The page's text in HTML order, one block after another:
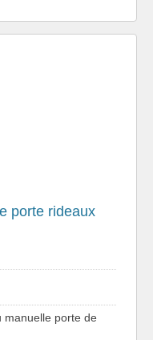
porte rideaux
manuelle porte de